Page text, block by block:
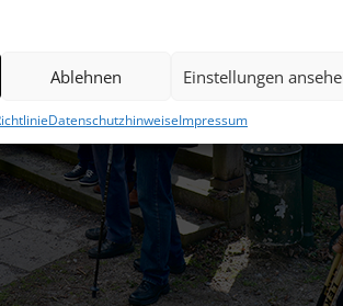
Ablehnen Einstellungen
DatenschutzhinweiseImpressum